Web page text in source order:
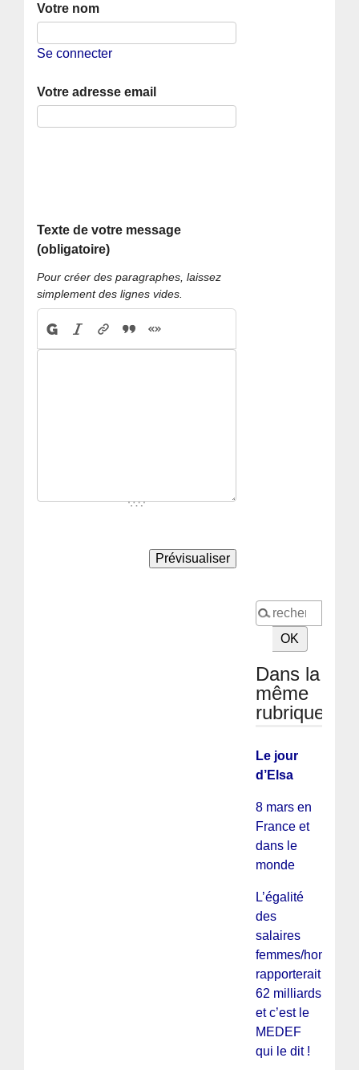
Votre nom
Se connecter
Votre adresse email
Texte de votre message
(obligatoire)
Pour créer des paragraphes, laissez
simplement des lignes vides.
Dans la
même
rubrique
Le jour
d’Elsa
8 mars en
France et
dans le
monde
L’égalité
des
salaires
femmes/hommes
rapporterait
62 milliards
et c’est le
MEDEF
qui le dit !